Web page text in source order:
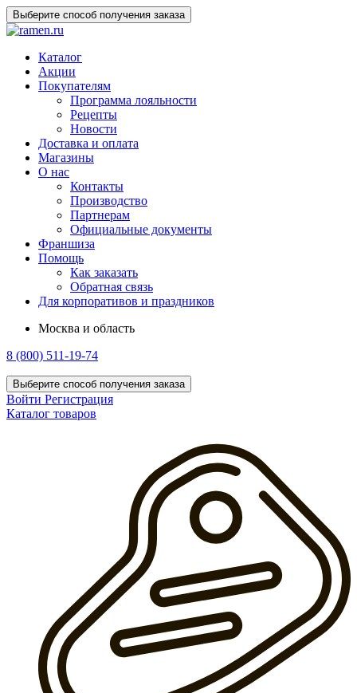
Выберите способ получения заказа
Каталог
Акции
Покупателям
Программа лояльности
Рецепты
Новости
Доставка и оплата
Магазины
О нас
Контакты
Производство
Партнерам
Официальные документы
Франшиза
Помощь
Как заказать
Обратная связь
Для корпоративов и праздников
Москва и область
8 (800) 511-19-74
Выберите способ получения заказа
Войти Регистрация
Каталог товаров